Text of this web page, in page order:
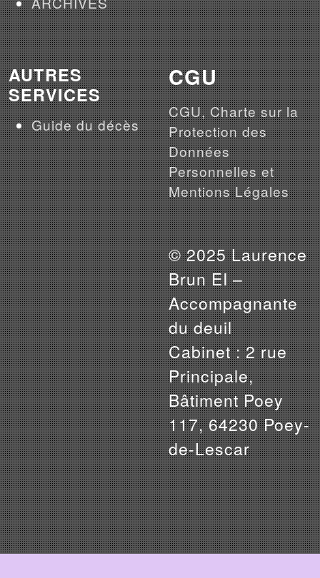
AUTRES
SERVICES
Guide du décès
CGU
CGU, Charte sur la
Protection des
Données
Personnelles et
Mentions Légales
© 2025 Laurence
Brun EI –
Accompagnante
du deuil
Cabinet : 2 rue
Principale,
Bâtiment Poey
117, 64230 Poey-
de-Lescar